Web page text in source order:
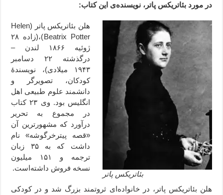
در مورد بئاتریکس پاتر، نویسنده‌ی این کتاب:
بئاتریکس پاتر
هلن بئاتریکس پاتر (Helen
Beatrix Potter)،(زاده ۲۸
ژوئیه ۱۸۶۶ لندن –
درگذشته ۲۲ دسامبر
۱۹۴۳ میلادی)، نویسندهٔ
کودکان، تصویرگر و
دانشمند علوم طبیعی اهل
انگلیس بود. وی ۲۳ کتاب
در مجموع به تحریر
درآورد که مشهورترین آن
«قصه پیترخرگوشه» نام
داشت که به ۳۵ زبان
ترجمه و ۱۵۱ میلیون
نسخه فروش داشته‌است.
هلن بئاتریکس پاتر، در خانواده‌ای ثروتمند بزرگ شد و در کودکی